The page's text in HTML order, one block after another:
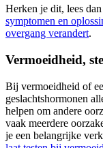
Herken je dit, lees
symptomen en
overgang verandert.
Vermoeidheid,
Bij vermoeidheid of
geslachtshormonen
helpen om andere
vaak meerdere
je een belangrijke